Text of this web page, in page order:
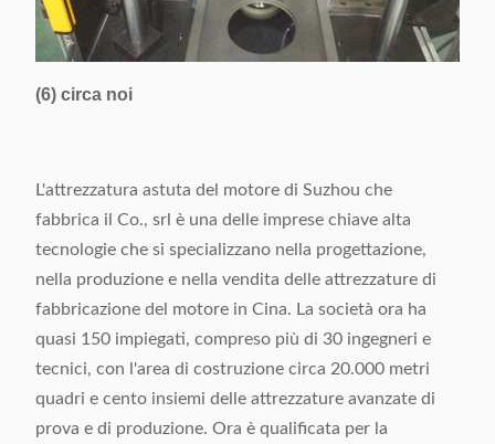
(6) circa noi
L'attrezzatura astuta del motore di Suzhou che
fabbrica il Co., srl è una delle imprese chiave alta
tecnologie che si specializzano nella progettazione,
nella produzione e nella vendita delle attrezzature di
fabbricazione del motore in Cina. La società ora ha
quasi 150 impiegati, compreso più di 30 ingegneri e
tecnici, con l'area di costruzione circa 20.000 metri
quadri e cento insiemi delle attrezzature avanzate di
prova e di produzione. Ora è qualificata per la